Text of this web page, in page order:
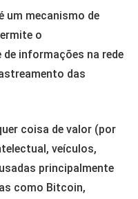
um mecanismo de
o
informações na rede
das
coisa de valor (por
veículos,
principalmente
como Bitcoin,